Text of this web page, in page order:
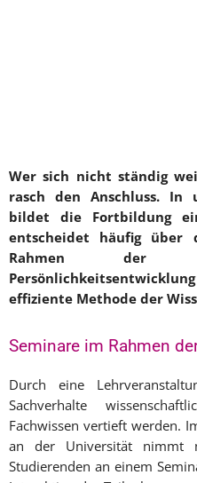
Wer sich nicht ständig
rasch den Anschluss. In
bildet die Fortbildung
entscheidet häufig über
Rahmen der
effiziente Methode der
Seminare im Rahmen
Durch eine
Sachverhalte
Fachwissen vertieft werden.
an der Universität nimmt
Studierenden an einem